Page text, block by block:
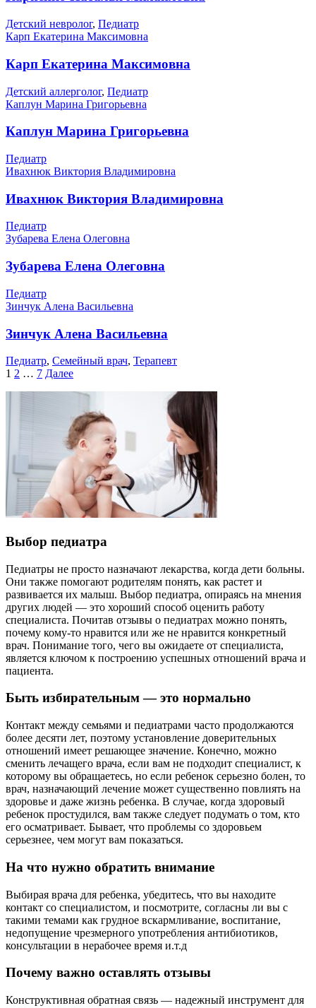
Детский невролог, Педиатр
Карп Екатерина Максимовна
Карп Екатерина Максимовна
Детский аллерголог, Педиатр
Каплун Марина Григорьевна
Каплун Марина Григорьевна
Педиатр
Ивахнюк Виктория Владимировна
Ивахнюк Виктория Владимировна
Педиатр
Зубарева Елена Олеговна
Зубарева Елена Олеговна
Педиатр
Зинчук Алена Васильевна
Зинчук Алена Васильевна
Педиатр, Семейный врач, Терапевт
Пагинация
записей
1 2 … 7 Далее
Выбор педиатра
Педиатры не просто назначают лекарства, когда дети больны.
Они также помогают родителям понять, как растет и
развивается их малыш. Выбор педиатра, опираясь на мнения
других людей — это хороший способ оценить работу
специалиста. Почитав отзывы о педиатрах можно понять,
почему кому-то нравится или же не нравится конкретный
врач. Понимание того, чего вы ожидаете от специалиста,
является ключом к построению успешных отношений врача и
пациента.
Быть избирательным — это нормально
Контакт между семьями и педиатрами часто продолжаются
более десяти лет, поэтому установление доверительных
отношений имеет решающее значение. Конечно, можно
сменить лечащего врача, если вам не подходит специалист, к
которому вы обращаетесь, но если ребенок серьезно болен, то
врач, назначающий лечение может существенно повлиять на
здоровье и даже жизнь ребенка. В случае, когда здоровый
ребенок простудился, вам также следует подумать о том, кто
его осматривает. Бывает, что проблемы со здоровьем
серьезнее, чем могут вам показаться.
На что нужно обратить внимание
Выбирая врача для ребенка, убедитесь, что вы находите
контакт со специалистом, и посмотрите, согласны ли вы с
такими темами как грудное вскармливание, воспитание,
недопущение чрезмерного употребления антибиотиков,
консультации в нерабочее время и.т.д
Почему важно оставлять отзывы
Конструктивная обратная связь — надежный инструмент для